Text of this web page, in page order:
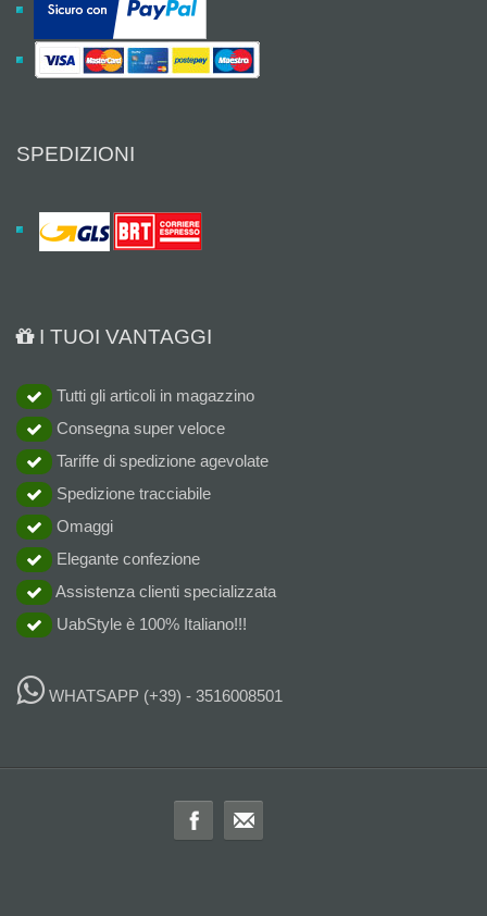
SPEDIZIONI
I TUOI VANTAGGI
Tutti gli articoli in magazzino
Consegna super veloce
Tariffe di spedizione agevolate
Spedizione tracciabile
Omaggi
Elegante confezione
Assistenza clienti specializzata
UabStyle è 100% Italiano!!!
WHATSAPP (+39) - 3516008501